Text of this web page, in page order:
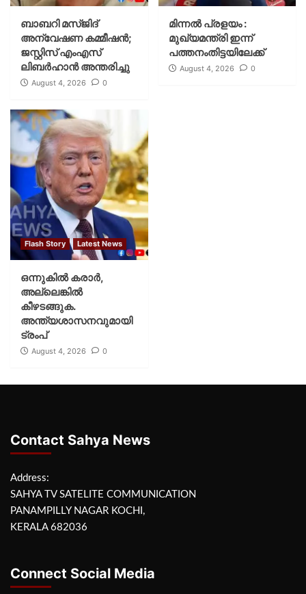
ബാബറി മസ്ജിദ്
അന്വേഷണ കമ്മീഷന്‍;
ജസ്റ്റിസ് എംഎസ്
ലിബര്‍ഹാന്‍ അന്തരിച്ചു
August 4, 2026 0
മിന്നല്‍ പ്രളയം :
മുഖ്യമന്ത്രി ഇന്ന്
പത്തനംതിട്ടയിലേക്ക്
August 4, 2026 0
Flash Story Latest News
ഒന്നുകില്‍ കരാര്‍,
അല്ലെങ്കില്‍
കീഴടങ്ങുക.
അന്ത്യശാസനവുമായി
ട്രംപ്
August 4, 2026 0
Contact Sahya News
Address:
SAHYA TV SATELITE COMMUNICATION
PANAMPILLY NAGAR KOCHI,
KERALA 682036
Connect Social Media